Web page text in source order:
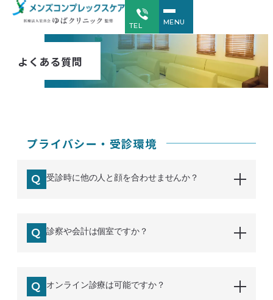
TEL MENU
よくある質問
プライバシー・受診環境
受診時に他の人と顔を合わせませんか？
診察や会計は個室ですか？
オンライン診療は可能ですか？